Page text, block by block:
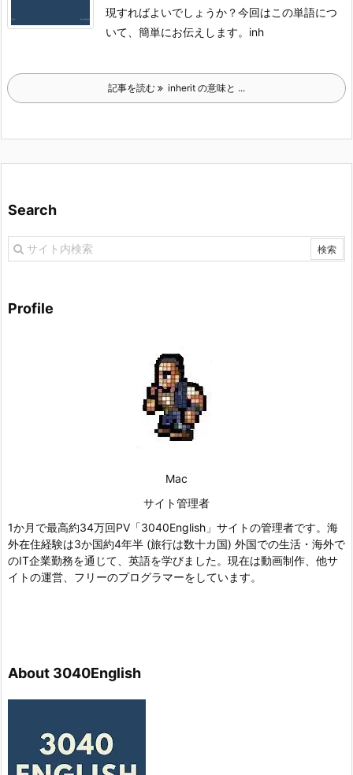
現すればよいでしょうか？今回はこの単語につ
いて、簡単にお伝えします。 inh
記事を読む inherit の意味と ...
Search
Profile
Mac
サイト管理者
1か月で最高約34万回PV「3040English」サイトの管理者です。海
外在住経験は3か国約4年半 (旅行は数十カ国) 外国での生活・海外で
のIT企業勤務を通じて、英語を学びました。現在は動画制作、他サ
イトの運営、フリーのプログラマーをしています。
About 3040English